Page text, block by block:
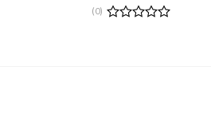
(0)